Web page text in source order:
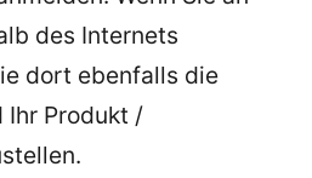
des Internets
dort ebenfalls die
Ihr Produkt /